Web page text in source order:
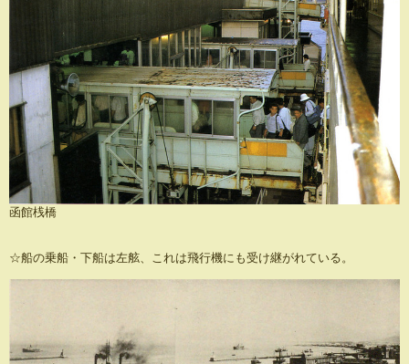
函館桟橋
☆船の乗船・下船は左舷、これは飛行機にも受け継がれている。